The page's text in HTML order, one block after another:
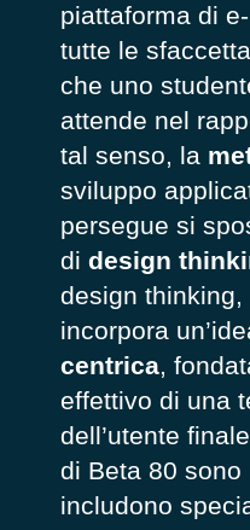
piattaforma di
tutte le
che uno
attende nel
tal senso, la
sviluppo
persegue si
di design
design thinking,
incorpora
centrica,
effettivo di una
dell’utente
di Beta 80
includono